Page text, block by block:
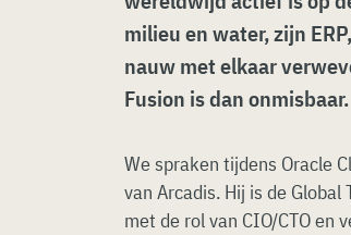
milieu en water, zijn
nauw met elkaar
Fusion is dan onmisbaar.
We spraken tijdens Oracle
van Arcadis. Hij is de
met de rol van CIO/CTO en